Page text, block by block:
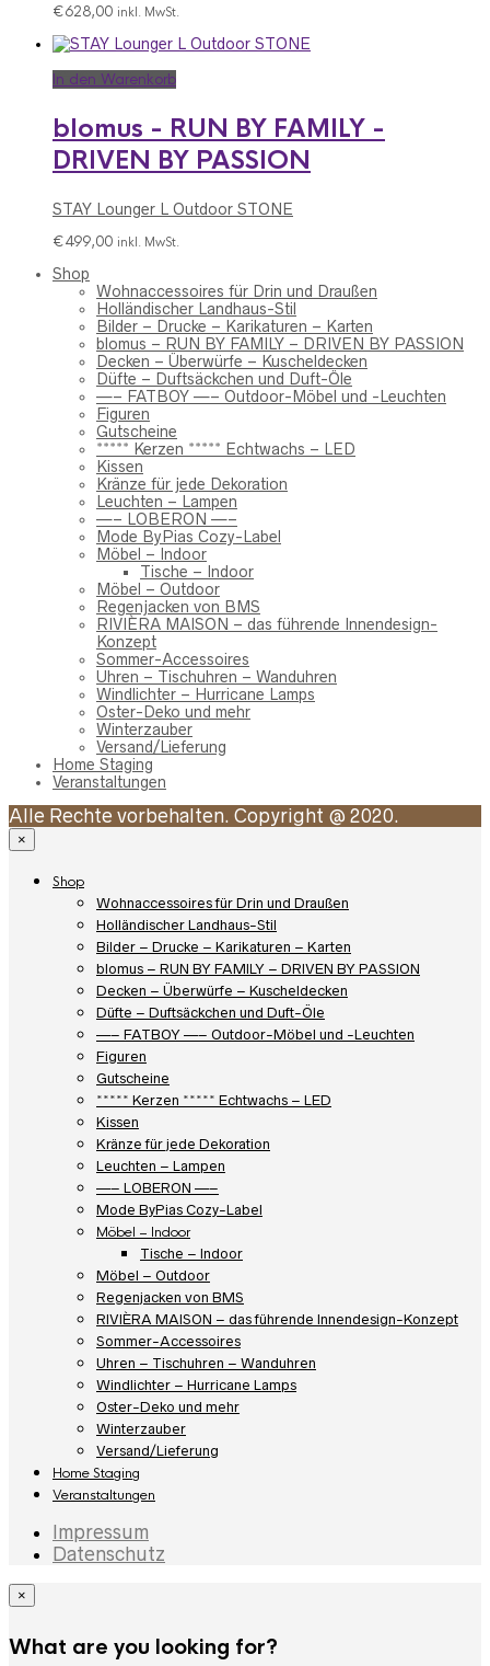
€628,00 inkl. MwSt.
In den Warenkorb
blomus - RUN BY FAMILY -
DRIVEN BY PASSION
STAY Lounger L Outdoor STONE
€499,00 inkl. MwSt.
Shop
Wohnaccessoires für Drin und Draußen
Holländischer Landhaus-Stil
Bilder – Drucke – Karikaturen – Karten
blomus – RUN BY FAMILY – DRIVEN BY PASSION
Decken – Überwürfe – Kuscheldecken
Düfte – Duftsäckchen und Duft-Öle
—– FATBOY —– Outdoor-Möbel und -Leuchten
Figuren
Gutscheine
***** Kerzen ***** Echtwachs – LED
Kissen
Kränze für jede Dekoration
Leuchten – Lampen
—– LOBERON —–
Mode ByPias Cozy-Label
Möbel – Indoor
Tische – Indoor
Möbel – Outdoor
Regenjacken von BMS
RIVIÈRA MAISON – das führende Innendesign-
Konzept
Sommer-Accessoires
Uhren – Tischuhren – Wanduhren
Windlichter – Hurricane Lamps
Oster-Deko und mehr
Winterzauber
Versand/Lieferung
Home Staging
Veranstaltungen
Alle Rechte vorbehalten. Copyright @ 2020.
×
Shop
Wohnaccessoires für Drin und Draußen
Holländischer Landhaus-Stil
Bilder – Drucke – Karikaturen – Karten
blomus – RUN BY FAMILY – DRIVEN BY PASSION
Decken – Überwürfe – Kuscheldecken
Düfte – Duftsäckchen und Duft-Öle
—– FATBOY —– Outdoor-Möbel und -Leuchten
Figuren
Gutscheine
***** Kerzen ***** Echtwachs – LED
Kissen
Kränze für jede Dekoration
Leuchten – Lampen
—– LOBERON —–
Mode ByPias Cozy-Label
Möbel – Indoor
Tische – Indoor
Möbel – Outdoor
Regenjacken von BMS
RIVIÈRA MAISON – das führende Innendesign-Konzept
Sommer-Accessoires
Uhren – Tischuhren – Wanduhren
Windlichter – Hurricane Lamps
Oster-Deko und mehr
Winterzauber
Versand/Lieferung
Home Staging
Veranstaltungen
Impressum
Datenschutz
×
What are you looking for?